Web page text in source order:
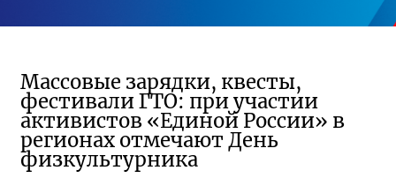
Массовые зарядки, квесты,
фестивали ГТО: при участии
активистов «Единой России» в
регионах отмечают День
физкультурника